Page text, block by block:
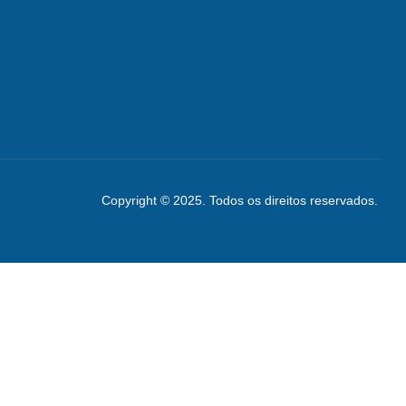
Copyright © 2025. Todos os direitos reservados.